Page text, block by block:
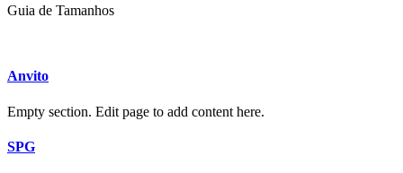
Guia de Tamanhos
Anvito
Empty section. Edit page to add content here.
SPG